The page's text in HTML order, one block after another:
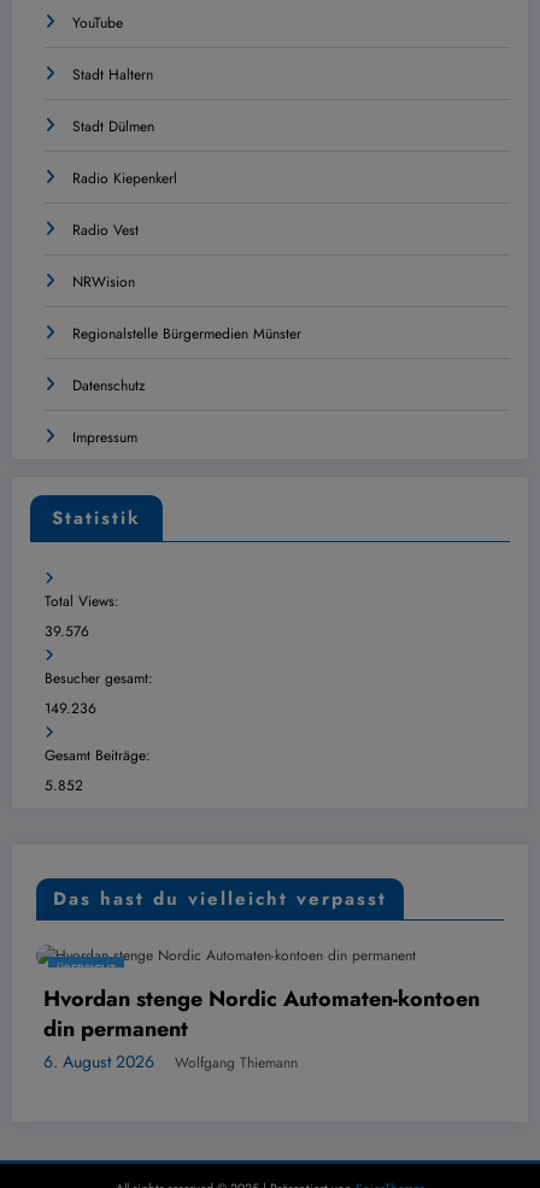
YouTube
Stadt Haltern
Stadt Dülmen
Radio Kiepenkerl
Radio Vest
NRWision
Regionalstelle Bürgermedien Münster
Datenschutz
Impressum
Statistik
Total Views:
39.576
Besucher gesamt:
149.236
Gesamt Beiträge:
5.852
Das hast du vielleicht verpasst
Nordic Automaten-kontoen
Thiemann
Digital
All rights reserved © 2025 | Präsentiert vonSpiceThemes